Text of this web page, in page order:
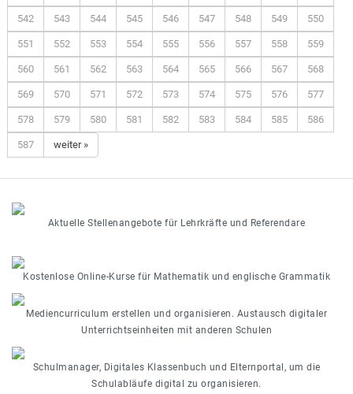
542 543 544 545 546 547 548 549 550
551 552 553 554 555 556 557 558 559
560 561 562 563 564 565 566 567 568
569 570 571 572 573 574 575 576 577
578 579 580 581 582 583 584 585 586
587 weiter »
Aktuelle Stellenangebote für Lehrkräfte und Referendare
Kostenlose Online-Kurse für Mathematik und englische Grammatik
Mediencurriculum erstellen und organisieren. Austausch digitaler
Unterrichtseinheiten mit anderen Schulen
Schulmanager, Digitales Klassenbuch und Elternportal, um die
Schulabläufe digital zu organisieren.